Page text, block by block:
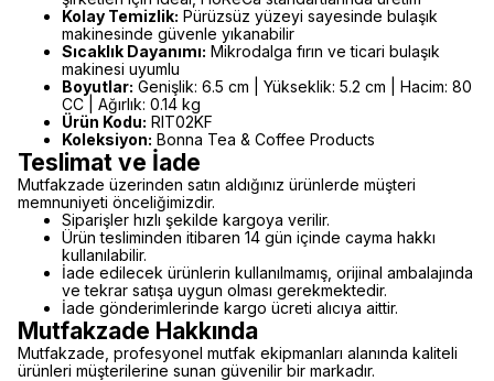
Kolay Temizlik: Pürüzsüz yüzeyi sayesinde bulaşık
makinesinde güvenle yıkanabilir
Sıcaklık Dayanımı: Mikrodalga fırın ve ticari bulaşık
makinesi uyumlu
Boyutlar: Genişlik: 6.5 cm | Yükseklik: 5.2 cm | Hacim: 80
CC | Ağırlık: 0.14 kg
Ürün Kodu: RIT02KF
Koleksiyon: Bonna Tea & Coffee Products
Teslimat ve İade
Mutfakzade üzerinden satın aldığınız ürünlerde müşteri
memnuniyeti önceliğimizdir.
Siparişler hızlı şekilde kargoya verilir.
Ürün tesliminden itibaren 14 gün içinde cayma hakkı
kullanılabilir.
İade edilecek ürünlerin kullanılmamış, orijinal ambalajında
ve tekrar satışa uygun olması gerekmektedir.
İade gönderimlerinde kargo ücreti alıcıya aittir.
Mutfakzade Hakkında
Mutfakzade, profesyonel mutfak ekipmanları alanında kaliteli
ürünleri müşterilerine sunan güvenilir bir markadır.